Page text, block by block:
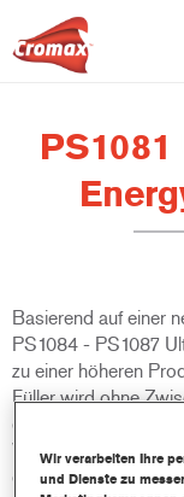
Basierend auf einer
PS1084 - PS1087
zu einer höheren
Füller wird ohne
durch seine schnelle
Werkstätten die eine
erzielen möchten.
Wir verarbeiten Ihre
und Dienste zu